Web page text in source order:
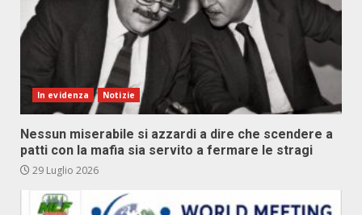
In evidenza Notizie
Nessun miserabile si azzardi a dire che scendere a
patti con la mafia sia servito a fermare le stragi
29 Luglio 2026